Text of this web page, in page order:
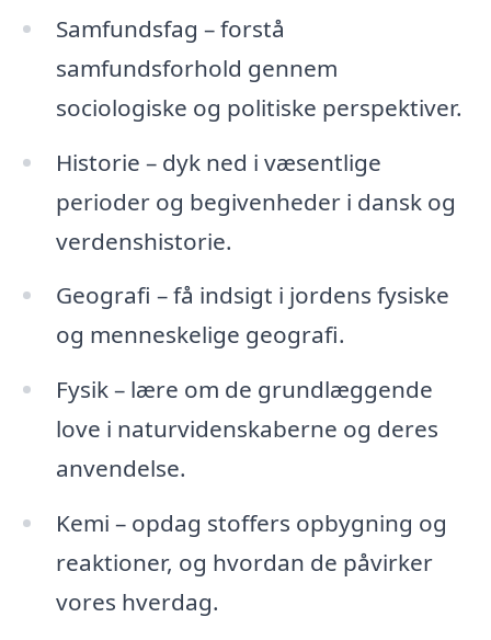
Samfundsfag – forstå
samfundsforhold gennem
sociologiske og politiske perspektiver.
Historie – dyk ned i væsentlige
perioder og begivenheder i dansk og
verdenshistorie.
Geografi – få indsigt i jordens fysiske
og menneskelige geografi.
Fysik – lære om de grundlæggende
love i naturvidenskaberne og deres
anvendelse.
Kemi – opdag stoffers opbygning og
reaktioner, og hvordan de påvirker
vores hverdag.